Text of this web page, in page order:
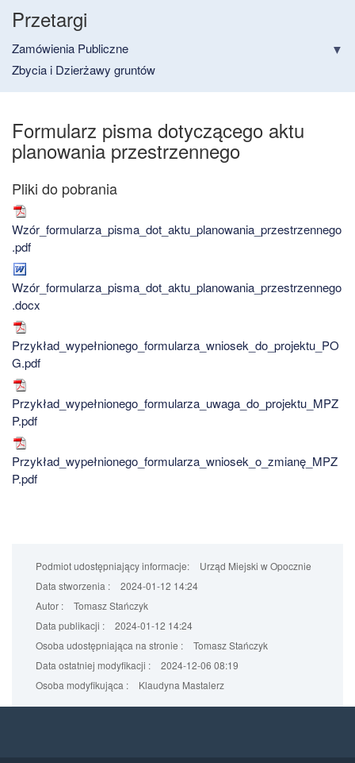
Przetargi
Zamówienia Publiczne
Zbycia i Dzierżawy gruntów
Formularz pisma dotyczącego aktu
planowania przestrzennego
Wzór_formularza_pisma_dot_aktu_planowania_przestrzennego
.pdf
Wzór_formularza_pisma_dot_aktu_planowania_przestrzennego
.docx
Przykład_wypełnionego_formularza_wniosek_do_projektu_PO
G.pdf
Przykład_wypełnionego_formularza_uwaga_do_projektu_MPZ
P.pdf
Przykład_wypełnionego_formularza_wniosek_o_zmianę_MPZ
P.pdf
Podmiot udostępniający informacje:
Urząd Miejski w Opocznie
Data stworzenia :
2024-01-12 14:24
Autor :
Tomasz Stańczyk
Data publikacji :
2024-01-12 14:24
Osoba udostępniająca na stronie :
Tomasz Stańczyk
Data ostatniej modyfikacji :
2024-12-06 08:19
Osoba modyfikująca :
Klaudyna Mastalerz